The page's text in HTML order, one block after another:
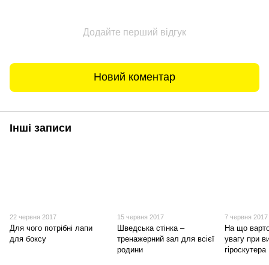
Додайте перший відгук
Новий коментар
Інші записи
22 червня 2017
Для чого потрібні лапи
для боксу
15 червня 2017
Шведська стінка –
тренажерний зал для всієї
родини
7 червня 2017
На що
увагу при
гіроскутера